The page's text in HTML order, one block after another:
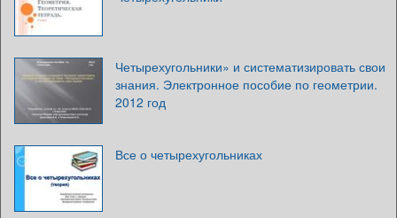
Четырехугольники» и систематизировать свои
знания. Электронное пособие по геометрии.
2012 год
Все о четырехугольниках